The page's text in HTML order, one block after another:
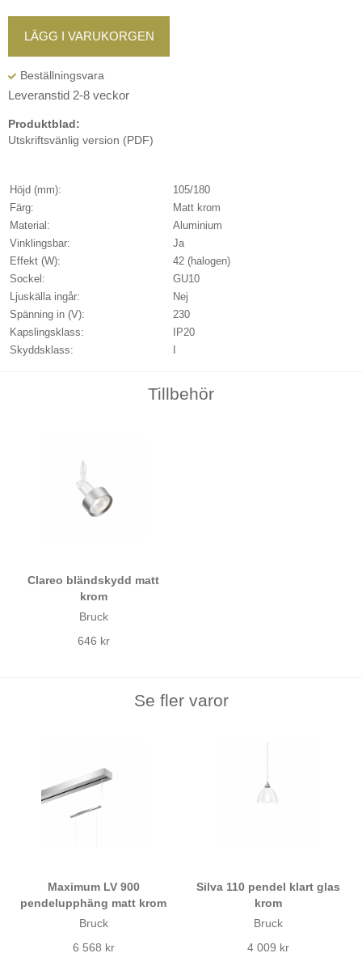
LÄGG I VARUKORGEN
Leveranstid 2-8 veckor
Produktblad:
Utskriftsvänlig version (PDF)
Höjd (mm):
105/180
Färg:
Matt krom
Material:
Aluminium
Vinklingsbar:
Ja
Effekt (W):
42 (halogen)
Sockel:
GU10
Ljuskälla ingår:
Nej
Spänning in (V):
230
Kapslingsklass:
IP20
Skyddsklass:
I
Tillbehör
Clareo bländskydd matt
krom
Bruck
646 kr
Se fler varor
Maximum LV 900
pendelupphäng matt krom
Bruck
6 568 kr
Silva 110 pendel klart glas
krom
Bruck
4 009 kr